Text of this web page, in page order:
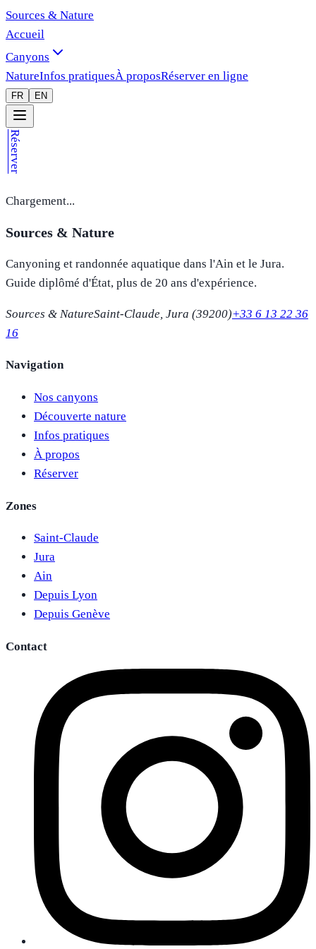
Sources & Nature
Accueil
Canyons
NatureInfos pratiquesÀ proposRéserver en ligne
FR EN
Réserver
Chargement...
Sources & Nature
Canyoning et randonnée aquatique dans l'Ain et le Jura.
Guide diplômé d'État, plus de 20 ans d'expérience.
Sources & NatureSaint-Claude, Jura (39200)+33 6 13 22 36
16
Navigation
Nos canyons
Découverte nature
Infos pratiques
À propos
Réserver
Zones
Saint-Claude
Jura
Ain
Depuis Lyon
Depuis Genève
Contact